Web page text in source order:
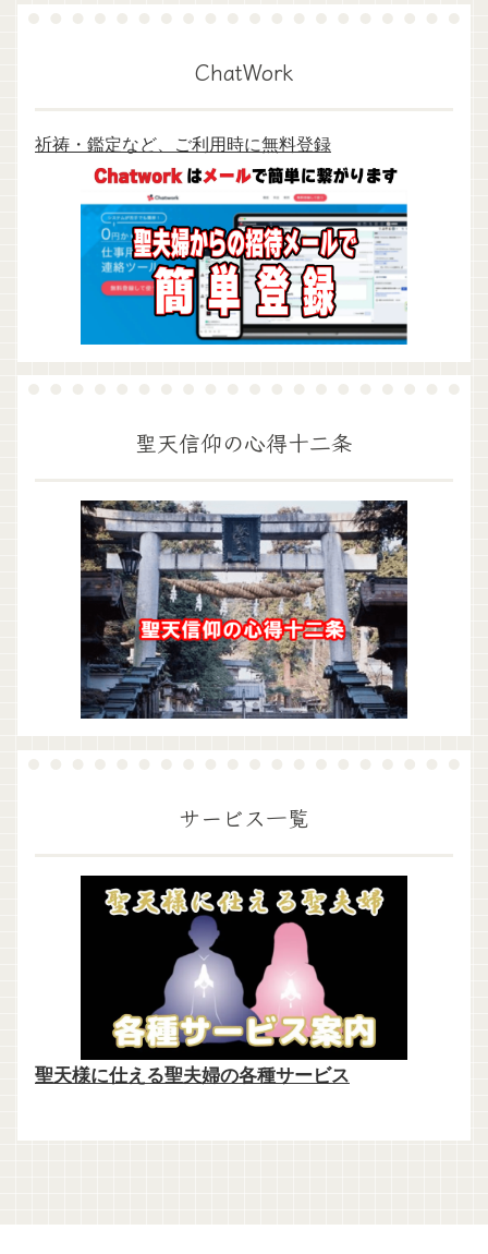
ChatWork
祈祷・鑑定など、ご利用時に無料登録
聖天信仰の心得十二条
サービス一覧
聖天様に仕える聖夫婦の各種サービス